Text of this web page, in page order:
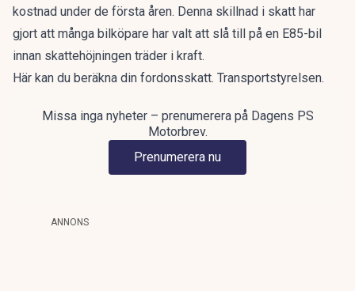
kostnad under de första åren. Denna skillnad i skatt har
gjort att många bilköpare har valt att slå till på en E85-bil
innan skattehöjningen träder i kraft.
Här kan du beräkna din fordonsskatt. Transportstyrelsen.
Missa inga nyheter – prenumerera på Dagens PS
Motorbrev.
Prenumerera nu
ANNONS